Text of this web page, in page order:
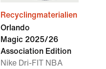
Recyclingmaterialien
Orlando
Magic 2025/26
Association Edition
Nike Dri-FIT NBA